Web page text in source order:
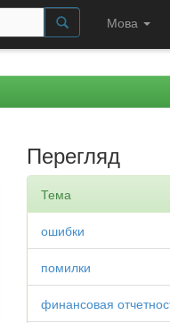
Мова
Перегляд
Тема
ошибки
помилки
финансовая